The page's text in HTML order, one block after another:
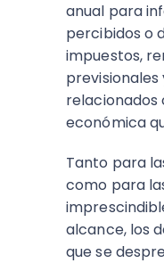
anual para
percibidos o
impuestos,
relacionados
económica
Tanto para
como para
alcance, los
que se